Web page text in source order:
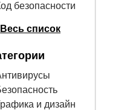
безопасности
Весь список
и дизайн